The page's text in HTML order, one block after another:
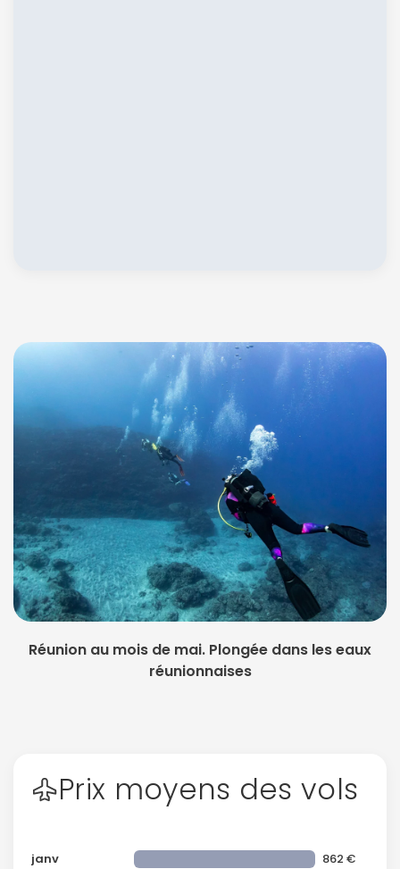
Réunion au mois de mai. Plongée dans les eaux
réunionnaises
Prix moyens des vols
janv 862 €